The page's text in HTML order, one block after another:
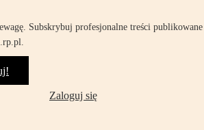
Subskrybuj profesjonalne treści publikowane
Zaloguj się